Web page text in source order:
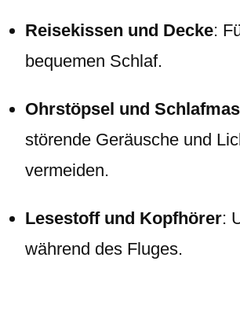
Reisekissen und Decke:
bequemen Schlaf.
Ohrstöpsel und
störende Geräusche und
vermeiden.
Lesestoff und Kopfhörer:
während des Fluges.